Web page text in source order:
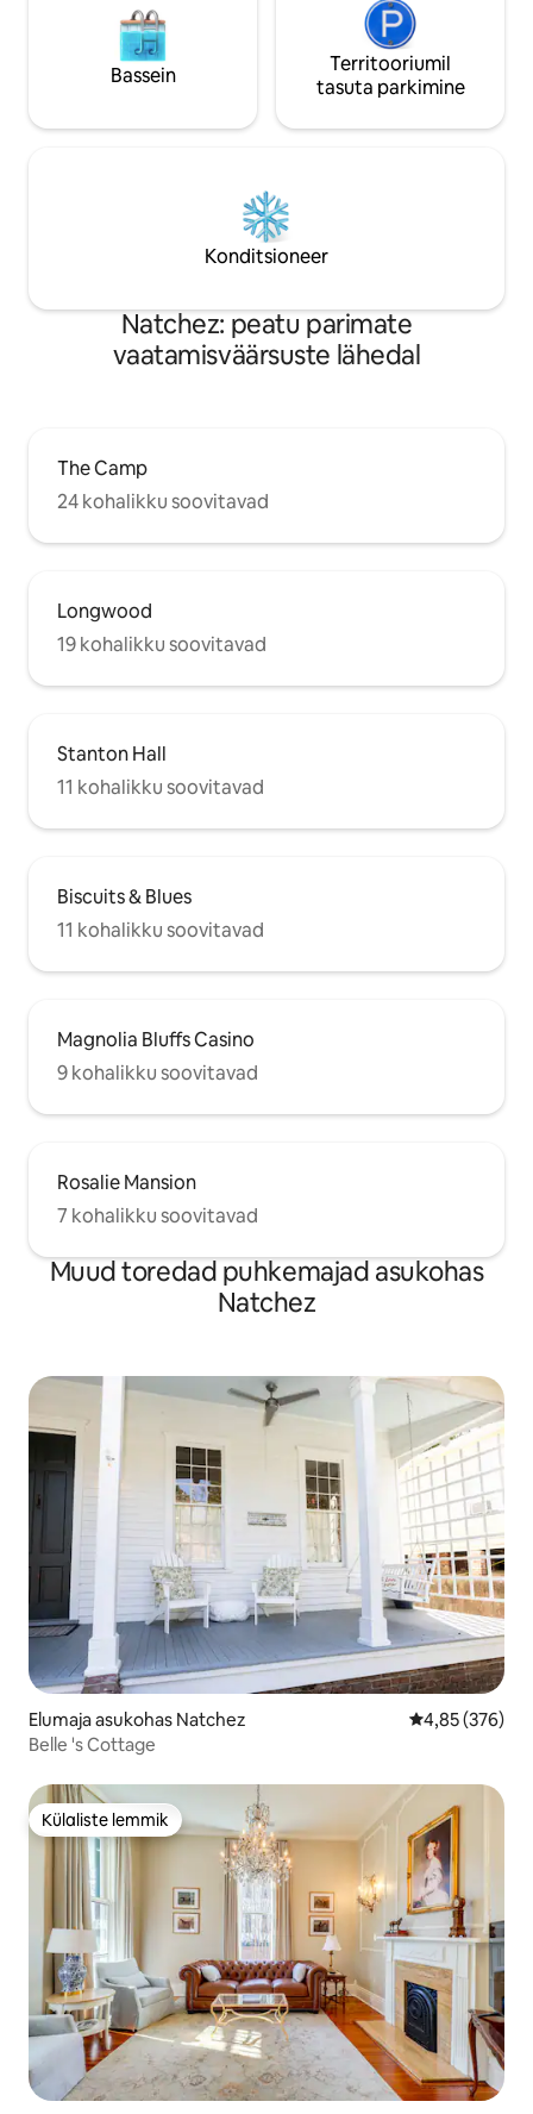
Bassein
Territooriumil
tasuta parkimine
Konditsioneer
Natchez: peatu parimate
vaatamisväärsuste lähedal
The Camp
24 kohalikku soovitavad
Longwood
19 kohalikku soovitavad
Stanton Hall
11 kohalikku soovitavad
Biscuits & Blues
11 kohalikku soovitavad
Magnolia Bluffs Casino
9 kohalikku soovitavad
Rosalie Mansion
7 kohalikku soovitavad
Muud toredad puhkemajad asukohas
Natchez
Elumaja asukohas Natchez Keskmine
4,85 (376)
Belle 's Cottage
Külaliste lemmik
Külaliste lemmik